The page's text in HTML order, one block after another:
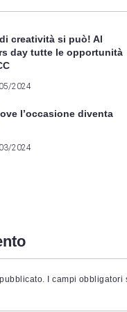
creatività si può! Al
day tutte le opportunità
2024
l’occasione diventa
2024
I campi